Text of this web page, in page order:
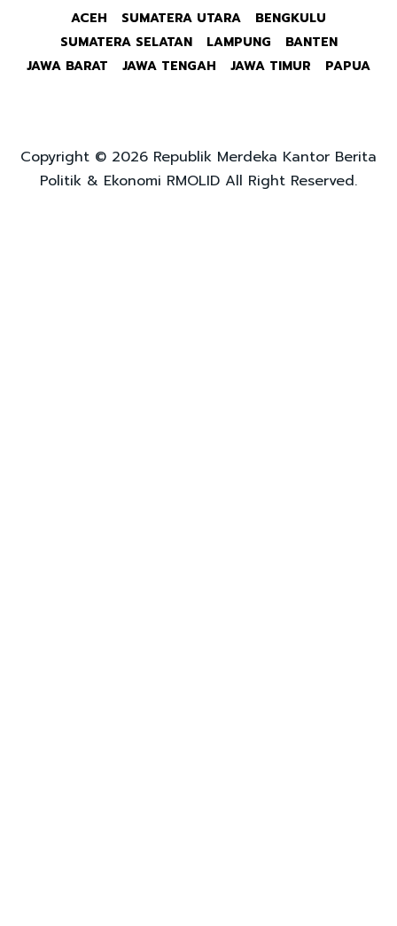
ACEH SUMATERA UTARA
BENGKULU
SUMATERA SELATAN
LAMPUNG
BANTEN
JAWA BARAT
JAWA TENGAH JAWA TIMUR PAPUA
Copyright © 2026 Republik Merdeka Kantor Berita
Politik & Ekonomi RMOLID All Right Reserved.